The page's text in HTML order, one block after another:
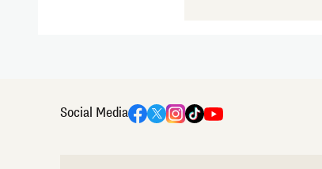
Social Media